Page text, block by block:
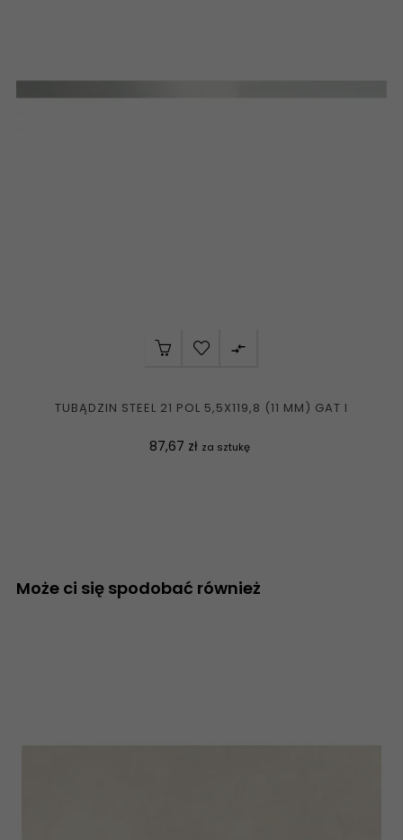

TUBĄDZIN STEEL 21 POL 5,5X119,8 (11 MM) GAT I
Cena
87,67 zł za sztukę
Może ci się spodobać również